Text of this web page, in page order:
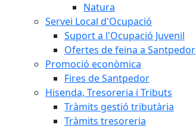
Natura
Servei Local d'Ocupació
Suport a l'Ocupació Juvenil
Ofertes de feina a Santpedor
Promoció econòmica
Fires de Santpedor
Hisenda, Tresoreria i Tributs
Tràmits gestió tributària
Tràmits tresoreria